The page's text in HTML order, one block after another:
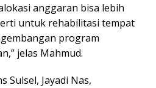
anggaran bisa lebih
untuk rehabilitasi tempat
program
jelas Mahmud.
Sulsel, Jayadi Nas,